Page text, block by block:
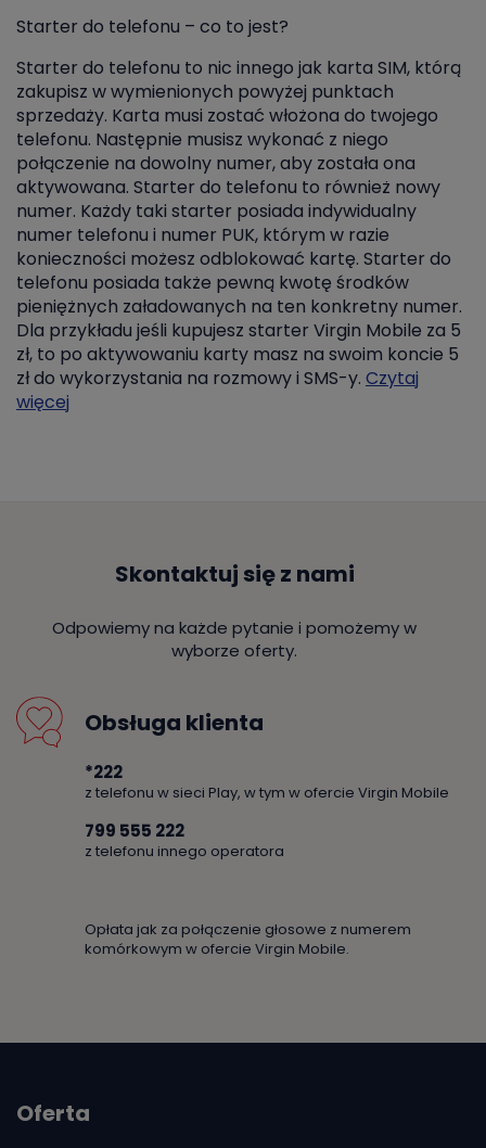
Starter do telefonu – co to jest?
Starter do telefonu to nic innego jak karta SIM, którą
zakupisz w wymienionych powyżej punktach
sprzedaży. Karta musi zostać włożona do twojego
telefonu. Następnie musisz wykonać z niego
połączenie na dowolny numer, aby została ona
aktywowana. Starter do telefonu to również nowy
numer. Każdy taki starter posiada indywidualny
numer telefonu i numer PUK, którym w razie
konieczności możesz odblokować kartę. Starter do
telefonu posiada także pewną kwotę środków
pieniężnych załadowanych na ten konkretny numer.
Dla przykładu jeśli kupujesz starter Virgin Mobile za 5
zł, to po aktywowaniu karty masz na swoim koncie 5
zł do wykorzystania na rozmowy i SMS-y. Czytaj
więcej
Skontaktuj się z nami
Odpowiemy na każde pytanie i pomożemy w
wyborze oferty.
Obsługa klienta
*222
z telefonu w sieci Play, w tym w ofercie Virgin Mobile
799 555 222
z telefonu innego operatora
Opłata jak za połączenie głosowe z numerem
komórkowym w ofercie Virgin Mobile.
Oferta